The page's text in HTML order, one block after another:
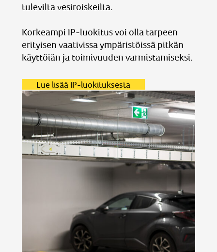
tulevilta vesiroiskeilta.
Korkeampi IP-luokitus voi olla tarpeen
erityisen vaativissa ympäristöissä pitkän
käyttöiän ja toimivuuden varmistamiseksi.
Lue lisää IP-luokituksesta